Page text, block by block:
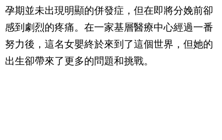
孕期並未出現明顯的併發症，但在即將分娩前卻
感到劇烈的疼痛。在一家基層醫療中心經過一番
努力後，這名女嬰終於來到了這個世界，但她的
出生卻帶來了更多的問題和挑戰。